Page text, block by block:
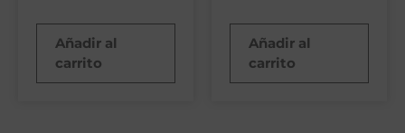
Añadir al
carrito
Añadir al
carrito